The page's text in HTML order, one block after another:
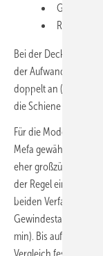
Bei der
der Aufwand für das
doppelt an (6 min).
die Schiene wird an
Für die
Mefa gewählt: Für
eher großzügig
der Regel ein
beiden Verfahren
Gewindestange und
min). Bis auf den
Vergleich festgelegt.